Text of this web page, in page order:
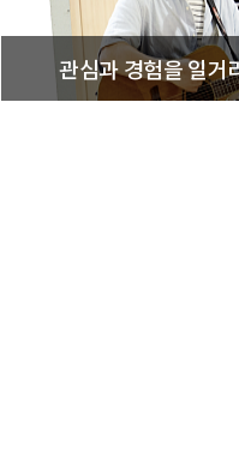
관심과 경험을 일거